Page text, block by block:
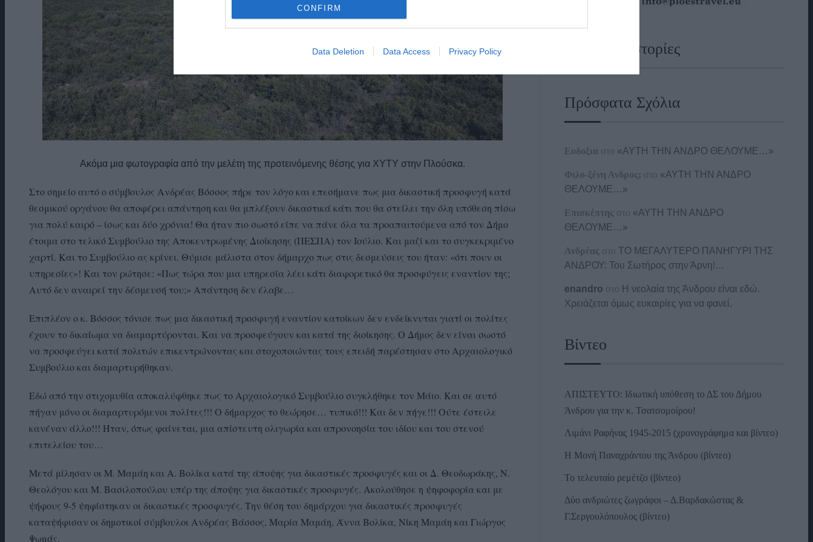
CONFIRM
Data Deletion Data Access Privacy Policy
Ακόμα μια φωτογραφία από την μελέτη της προτεινόμενης θέσης για ΧΥΤΥ στην Πλούσκα.
Στο σημείο αυτό ο σύμβουλος Ανδρέας Βόσσος πήρε τον λόγο και επεσήμανε πως μια δικαστική προσφυγή κατά
θεσμικού οργάνου θα αποφέρει απάντηση και θα μπλέξουν δικαστικά κάτι που θα στείλει την όλη υπόθεση πίσω
για πολύ καιρό – ίσως και δύο χρόνια! Θα ήταν πιο σωστό είπε να πάνε όλα τα προαπαιτούμενα από τον Δήμο
έτοιμα στο τελικό Συμβούλιο της Αποκεντρωμένης Διοίκησης (ΠΕΣΠΑ) τον Ιούλιο. Και μαζί και το συγκεκριμένο
χαρτί. Και το Συμβούλιο ας κρίνει. Θύμισε μάλιστα στον δήμαρχο πως στις δεσμεύσεις του ήταν: «ότι πουν οι
υπηρεσίες»! Και τον ρώτησε: «Πως τώρα που μια υπηρεσία λέει κάτι διαφορετικό θα προσφύγεις εναντίον της;
Αυτό δεν αναιρεί την δέσμευσή του;» Απάντηση δεν έλαβε…
Επιπλέον ο κ. Βόσσος τόνισε πως μια δικαστική προσφυγή εναντίον κατοίκων δεν ενδείκνυται γιατί οι πολίτες
έχουν το δικαίωμα να διαμαρτύρονται. Και να προσφεύγουν και κατά της διοίκησης. Ο Δήμος δεν είναι σωστό
να προσφεύγει κατά πολιτών επικεντρώνοντας και στοχοποιώντας τους επειδή παρέστησαν στο Αρχαιολογικό
Συμβούλιο και διαμαρτυρήθηκαν.
Εδώ από την στιχομυθία αποκαλύφθηκε πως το Αρχαιολογικό Συμβούλιο συγκλήθηκε τον Μάιο. Και σε αυτό
πήγαν μόνο οι διαμαρτυρόμενοι πολίτες!!! Ο δήμαρχος το θεώρησε… τυπικό!!! Και δεν πήγε!!! Ούτε έστειλε
κανέναν άλλο!!! Ήταν, όπως φαίνεται, μια απίστευτη ολιγωρία και απρονοησία του ιδίου και του στενού
επιτελείου του…
Μετά μίλησαν οι Μ. Μαμάη και Α. Βολίκα κατά της άποψης για δικαστικές προσφυγές και οι Δ. Θεοδωράκης, Ν.
Θεολόγου και Μ. Βασιλοπούλου υπέρ της άποψης για δικαστικές προσφυγές. Ακολούθησε η ψηφοφορία και με
ψήφους 9-5 ψηφίστηκαν οι δικαστικές προσφυγές. Την θέση του δημάρχου για δικαστικές προσφυγές
καταψήφισαν οι δημοτικοί σύμβουλοι Ανδρέας Βάσσος, Μαρία Μαμάη, Άννα Βολίκα, Νίκη Μαμάη και Γιώργος
Ψωμάς.
Ναυτικές Ιστορίες
Πρόσφατα Σχόλια
Ευδοξια στο «ΑΥΤΗ ΤΗΝ ΑΝΔΡΟ ΘΕΛΟΥΜΕ…»
Φιλο-ξένη Ανδρος; στο «ΑΥΤΗ ΤΗΝ ΑΝΔΡΟ
ΘΕΛΟΥΜΕ…»
Επισκέπτης στο «ΑΥΤΗ ΤΗΝ ΑΝΔΡΟ
ΘΕΛΟΥΜΕ…»
Ανδρέας στοΤΟ ΜΕΓΑΛΥΤΕΡΟ ΠΑΝΗΓΥΡΙ ΤΗΣ
ΑΝΔΡΟΥ: Του Σωτήρος στην Άρνη!…
enandro στο Η νεολαία της Άνδρου είναι εδώ.
Χρειάζεται όμως ευκαιρίες για να φανεί.
Βίντεο
ΑΠΙΣΤΕΥΤΟ: Ιδιωτική υπόθεση το ΔΣ του Δήμου
Άνδρου για την κ. Τσατσομοίρου!
Λιμάνι Ραφήνας 1945-2015 (χρονογράφημα και βίντεο)
Η Μονή Παναχράντου της Άνδρου (βίντεο)
Το τελευταίο ρεμέτζο (βίντεο)
Δύο ανδριώτες ζωγράφοι – Δ.Βαρδακώστας &
Γ.Σεργουλόπουλος (βίντεο)